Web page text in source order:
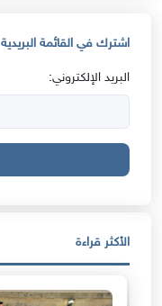
اشترك في القائمة البريدية
البريد الإلكتروني:
الأكثر قراءة